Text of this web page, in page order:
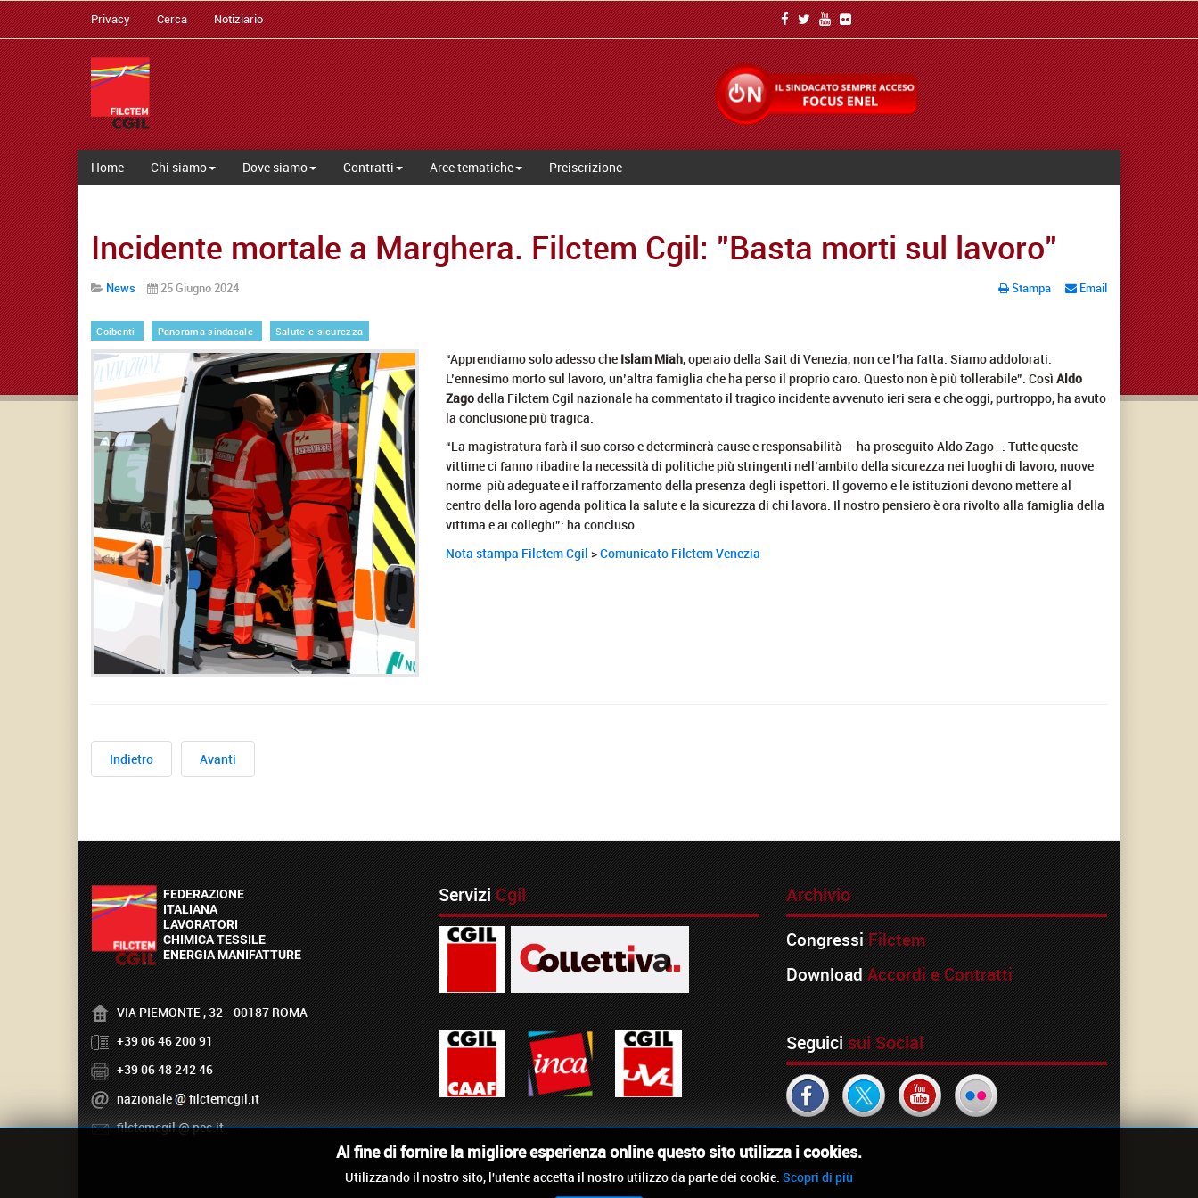
Privacy Cerca Notiziario
Home Chi siamo Dove siamo Contratti Aree tematiche Preiscrizione
Incidente mortale a Marghera. Filctem Cgil: "Basta morti sul lavoro"
Stampa Email
News 25 Giugno 2024
Coibenti Panorama sindacale Salute e sicurezza
“Apprendiamo solo adesso che Islam Miah, operaio della Sait di Venezia, non ce l’ha fatta. Siamo addolorati.
L’ennesimo morto sul lavoro, un’altra famiglia che ha perso il proprio caro. Questo non è più tollerabile”. Così Aldo
Zagodella Filctem Cgil nazionale ha commentato il tragico incidente avvenuto ieri sera e che oggi, purtroppo, ha avuto
la conclusione più tragica.
“La magistratura farà il suo corso e determinerà cause e responsabilità – ha proseguito Aldo Zago -. Tutte queste
vittime ci fanno ribadire la necessità di politiche più stringenti nell’ambito della sicurezza nei luoghi di lavoro, nuove
norme più adeguate e il rafforzamento della presenza degli ispettori. Il governo e le istituzioni devono mettere al
centro della loro agenda politica la salute e la sicurezza di chi lavora. Il nostro pensiero è ora rivolto alla famiglia della
vittima e ai colleghi”: ha concluso.
Nota stampa Filctem Cgil >Comunicato Filctem Venezia
Indietro Avanti
VIA PIEMONTE , 32 - 00187 ROMA
+39 06 46 200 91
+39 06 48 242 46
nazionale
filctemcgil.it
filctemcgil
pec.it
Al fine di fornire la migliore esperienza online questo sito utilizza i cookies.
Utilizzando il nostro sito, l'utente accetta il nostro utilizzo da parte dei cookie. Scopri di più
ServiziCgil Archivio
Congressi Filctem
Download Accordi e Contratti
Seguicisui Social